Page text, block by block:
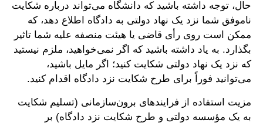
حال، توجه داشته باشید که دانشگاه می‌تواند درباره شکایت
ناموفق شما نزد یک نهاد دولتی به دادگاه اطلاع دهد، که
ممکن است روی رأی قاضی یا هیئت منصفه علیه شما تاثیر
بگذارد. به یاد داشته باشید که اگر نمی‌خواهید، ملزم نیستید
که نزد یک نهاد دولتی شکایت کنید؛ اگر مایل باشید،
می‌توانید فوراً برای طرح شکایت نزد دادگاه اقدام کنید.
مزیت استفاده از فرایندهای برون‌سازمانی (تسلیم شکایت
به یک مؤسسه دولتی و طرح شکایت نزد دادگاه) بر